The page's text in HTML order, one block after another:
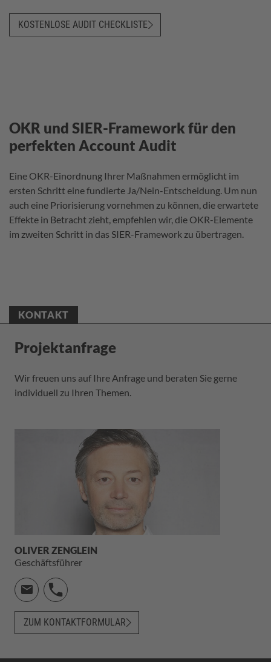
KOSTENLOSE AUDIT CHECKLISTE
OKR und SIER-Framework für den
perfekten Account Audit
Eine OKR-Einordnung Ihrer Maßnahmen ermöglicht im
ersten Schritt eine fundierte Ja/Nein-Entscheidung. Um nun
auch eine Priorisierung vornehmen zu können, die erwartete
Effekte in Betracht zieht, empfehlen wir, die OKR-Elemente
im zweiten Schritt in das SIER-Framework zu übertragen.
KONTAKT
Projektanfrage
Wir freuen uns auf Ihre Anfrage und beraten Sie gerne
individuell zu Ihren Themen.
OLIVER ZENGLEIN
Geschäftsführer
ZUM KONTAKTFORMULAR